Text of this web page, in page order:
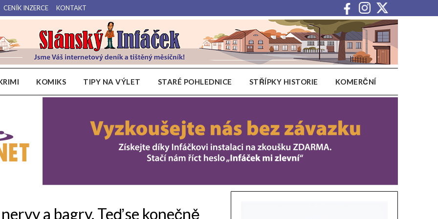
CENÍK INZERCE KONTAKT
Slánský Infáček
Váš internetový deník a tištěný měsíčník pro Slánsko, Kladensko a Lounsko.
KOMIKS TIPY NA VÝLET STARÉ POHLEDNICE STŘÍPKY HISTORIE KOMERČNÍ
a bagry. Teď se konečně